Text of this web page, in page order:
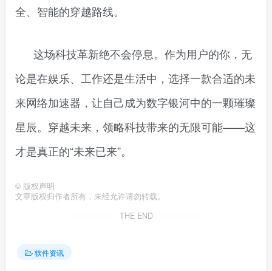
全、智能的穿越路线。
这场科技革新绝不会停息。作为用户的你，无
论是在娱乐、工作还是生活中，选择一款合适的未
来网络加速器，让自己成为数字银河中的一颗璀璨
星辰。穿越未来，领略科技带来的无限可能——这
才是真正的“未来已来”。
© 版权声明
文章版权归作者所有，未经允许请勿转载。
THE END
软件资讯